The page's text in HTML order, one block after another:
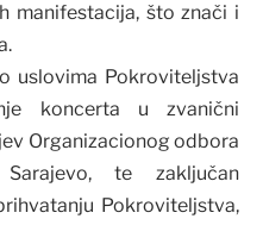
manifestacija, što znači i
uslovima Pokroviteljstva
koncerta u zvanični
Organizacionog odbora
te zaključan
Pokroviteljstva,